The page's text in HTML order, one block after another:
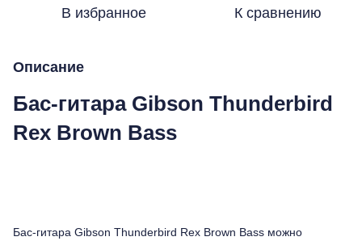
В избранное К сравнению
Описание
Бас-гитара Gibson Thunderbird
Rex Brown Bass
Бас-гитара Gibson Thunderbird Rex Brown Bass можно